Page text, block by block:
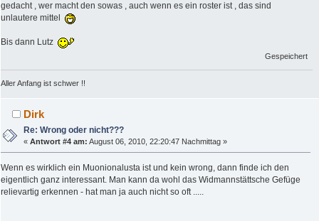
gedacht , wer macht den sowas , auch wenn es ein roster ist , das sind
unlautere mittel
Bis dann Lutz
Gespeichert
Aller Anfang ist schwer !!
Dirk
Re: Wrong oder nicht???
«Antwort #4 am: August 06, 2010, 22:20:47 Nachmittag »
Wenn es wirklich ein Muonionalusta ist und kein wrong, dann finde ich den
eigentlich ganz interessant. Man kann da wohl das Widmannstättsche Gefüge
relievartig erkennen - hat man ja auch nicht so oft .....